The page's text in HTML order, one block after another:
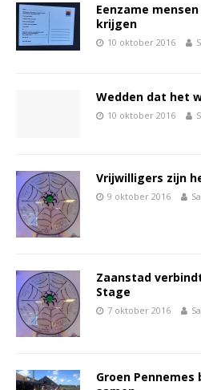
Eenzame
krijgen
10 oktober 2016
Wedden dat het
10 oktober 2016
Vrijwilligers zijn
9 oktober 2016
Zaanstad
Stage
7 oktober 2016
Groen